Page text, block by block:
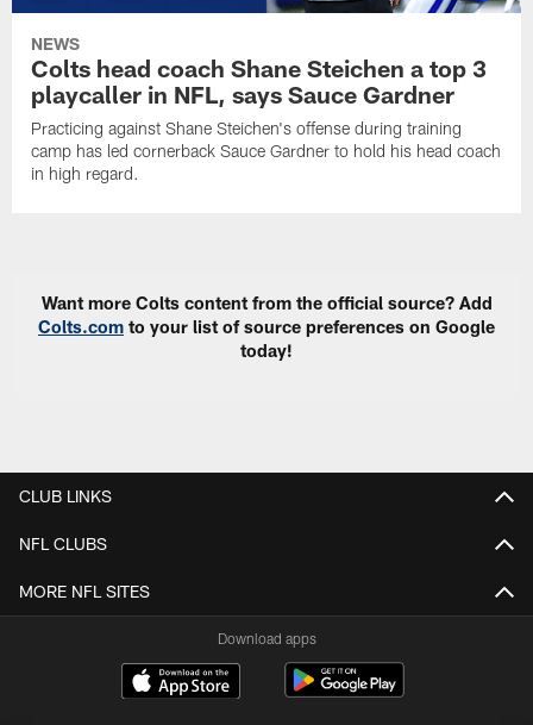
NEWS
Colts head coach Shane Steichen a top 3
playcaller in NFL, says Sauce Gardner
Practicing against Shane Steichen's offense during training
camp has led cornerback Sauce Gardner to hold his head coach
in high regard.
Want more Colts content from the official source? Add
Colts.com to your list of source preferences on Google
today!
CLUB LINKS
NFL CLUBS
MORE NFL SITES
Download apps